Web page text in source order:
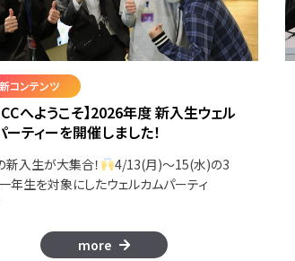
コンテンツ
へようこそ】2026年度 新入生ウェル
ーティーを開催しました！
新入生が大集合！
4/13(月)～15(水)の3
年生を対象にしたウェルカムパーティ
more